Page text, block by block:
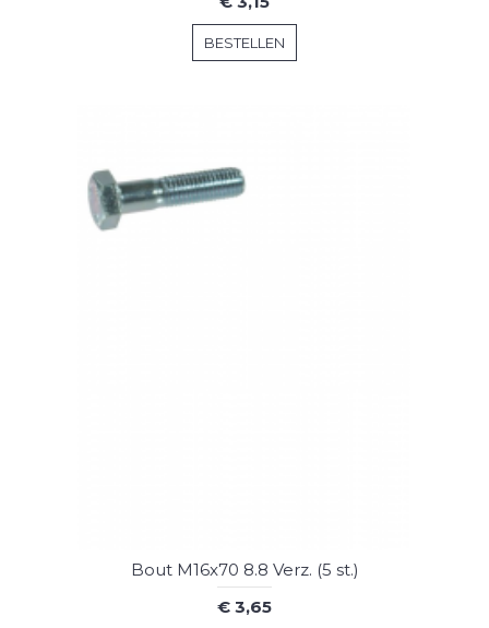
BESTELLEN
Bout M16x70 8.8 Verz. (5 st.)
€ 3,65